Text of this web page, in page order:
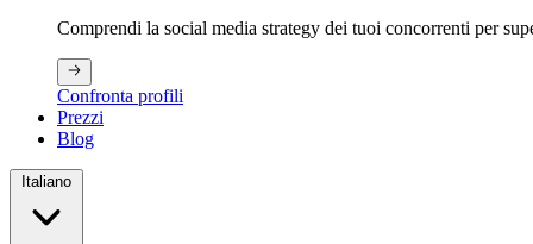
Comprendi la social media strategy dei tuoi concorrenti per
Confronta profili
Prezzi
Blog